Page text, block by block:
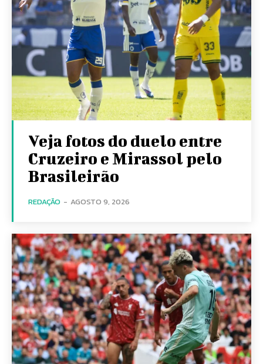
Veja fotos do duelo entre
Cruzeiro e Mirassol pelo
Brasileirão
REDAÇÃO - AGOSTO 9, 2026